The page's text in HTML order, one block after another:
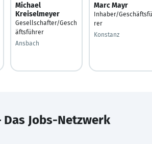
Michael
Kreiselmeyer
Gesellschafter/Gesch
äftsführer
Ansbach
Marc Mayr
Inhaber/
rer
Konstanz
Das Jobs-Netzwerk